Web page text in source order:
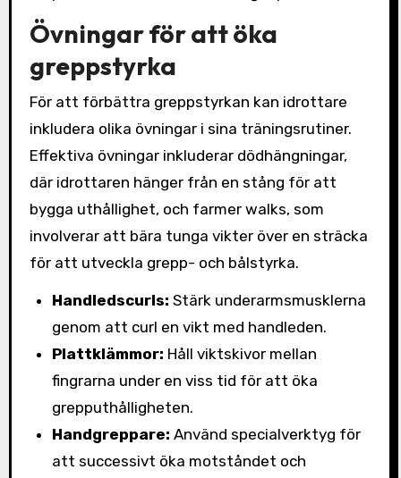
Övningar för att öka
greppstyrka
För att förbättra greppstyrkan kan idrottare
inkludera olika övningar i sina träningsrutiner.
Effektiva övningar inkluderar dödhängningar,
där idrottaren hänger från en stång för att
bygga uthållighet, och farmer walks, som
involverar att bära tunga vikter över en sträcka
för att utveckla grepp- och bålstyrka.
Handledscurls: Stärk underarmsmusklerna
genom att curl en vikt med handleden.
Plattklämmor: Håll viktskivor mellan
fingrarna under en viss tid för att öka
grepputhålligheten.
Handgreppare: Använd specialverktyg för
att successivt öka motståndet och